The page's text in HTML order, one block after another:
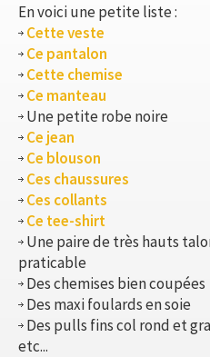
En voici une petite liste :
Cette veste
Ce pantalon
Cette chemise
Ce manteau
Une petite robe noire
Ce jean
Ce blouson
Ces chaussures
Ces collants
Ce tee-shirt
Une paire de très hauts
praticable
Des chemises bien coupées
Des maxi foulards en soie
Des pulls fins col rond et
etc...